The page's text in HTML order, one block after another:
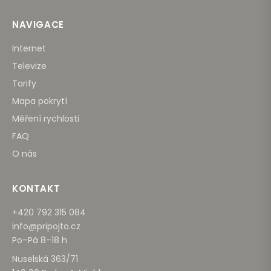
NAVIGACE
Internet
Televize
Tarify
Mapa pokrytí
Měření rychlosti
FAQ
O nás
KONTAKT
+420 792 315 084
info@pripojto.cz
Po–Pá 8–18 h
Nuselská 363/71